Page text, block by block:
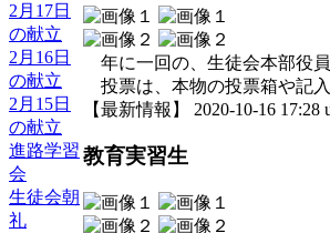
2月17日
の献立
2月16日
の献立
2月15日
の献立
進路学習
会
生徒会朝
礼
年に一回の、生徒会本部役
投票は、本物の投票箱や記
【最新情報】 2020-10-16 17:28
教育実習生